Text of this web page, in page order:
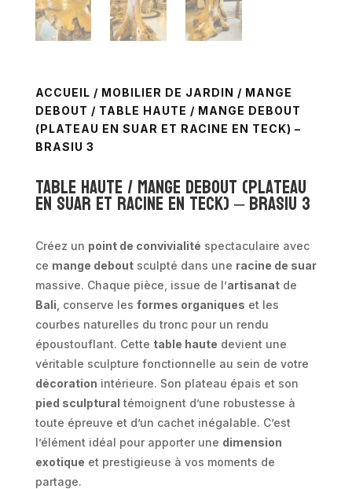
ACCUEIL / MOBILIER DE JARDIN / MANGE
DEBOUT / TABLE HAUTE / MANGE DEBOUT
(PLATEAU EN SUAR ET RACINE EN TECK) –
BRASIU 3
Table haute / mange debout (plateau
en suar et racine en teck) – BRASIU 3
Créez un point de convivialité spectaculaire avec
ce mange deboutsculpté dans une racine de suar
massive. Chaque pièce, issue de l’artisanatde
Bali , conserve les formes organiques et les
courbes naturelles du tronc pour un rendu
époustouflant. Cette table haute devient une
véritable sculpture fonctionnelle au sein de votre
décoration intérieure. Son plateau épais et son
pied sculptural témoignent d’une robustesse à
toute épreuve et d’un cachet inégalable. C’est
l’élément idéal pour apporter une dimension
exotique et prestigieuse à vos moments de
partage.